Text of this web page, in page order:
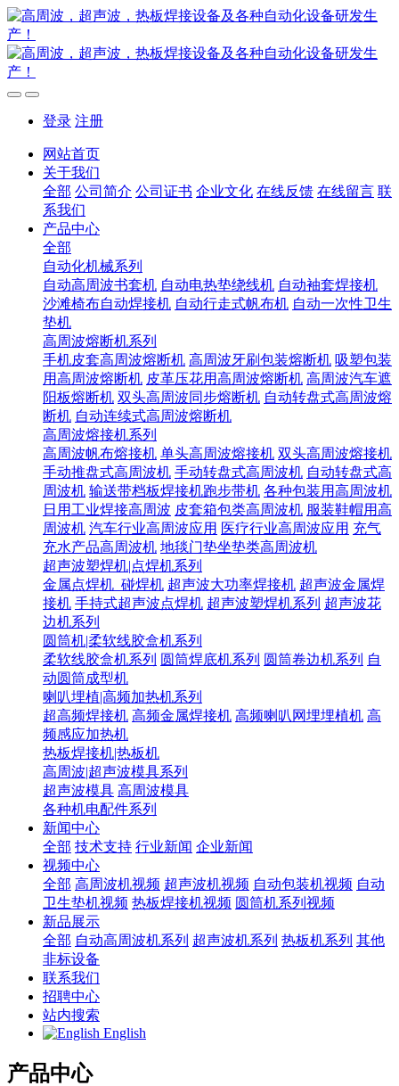
登录 注册
网站首页
关于我们
全部 公司简介 公司证书 企业文化 在线反馈 在线留言 联
系我们
产品中心
全部
自动化机械系列
自动高周波书套机 自动电热垫绕线机 自动袖套焊接机
沙滩椅布自动焊接机 自动行走式帆布机 自动一次性卫生
垫机
高周波熔断机系列
手机皮套高周波熔断机 高周波牙刷包装熔断机 吸塑包装
用高周波熔断机 皮革压花用高周波熔断机 高周波汽车遮
阳板熔断机 双头高周波同步熔断机 自动转盘式高周波熔
断机 自动连续式高周波熔断机
高周波熔接机系列
高周波帆布熔接机 单头高周波熔接机 双头高周波熔接机
手动推盘式高周波机 手动转盘式高周波机 自动转盘式高
周波机 输送带档板焊接机跑步带机 各种包装用高周波机
日用工业焊接高周波 皮套箱包类高周波机 服装鞋帽用高
周波机 汽车行业高周波应用 医疗行业高周波应用 充气
充水产品高周波机 地毯门垫坐垫类高周波机
超声波塑焊机|点焊机系列
金属点焊机_碰焊机 超声波大功率焊接机 超声波金属焊
接机 手持式超声波点焊机 超声波塑焊机系列 超声波花
边机系列
圆筒机|柔软线胶盒机系列
柔软线胶盒机系列 圆筒焊底机系列 圆筒卷边机系列 自
动圆筒成型机
喇叭埋植|高频加热机系列
超高频焊接机 高频金属焊接机 高频喇叭网埋埋植机 高
频感应加热机
热板焊接机|热板机
高周波|超声波模具系列
超声波模具 高周波模具
各种机电配件系列
新闻中心
全部 技术支持 行业新闻 企业新闻
视频中心
全部 高周波机视频 超声波机视频 自动包装机视频 自动
卫生垫机视频 热板焊接机视频 圆筒机系列视频
新品展示
全部 自动高周波机系列 超声波机系列 热板机系列 其他
非标设备
联系我们
招聘中心
站内搜索
English
产品中心